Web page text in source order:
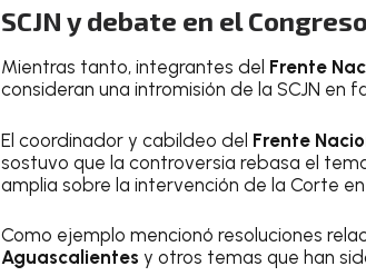
SCJN y debate en el
Mientras tanto, integrantes del Frente
consideran una intromisión de la SCJN
El coordinador y cabildeo del Frente
sostuvo que la controversia rebasa el
amplia sobre la intervención de la Corte
Como ejemplo mencionó resoluciones
Aguascalientes y otros temas que han